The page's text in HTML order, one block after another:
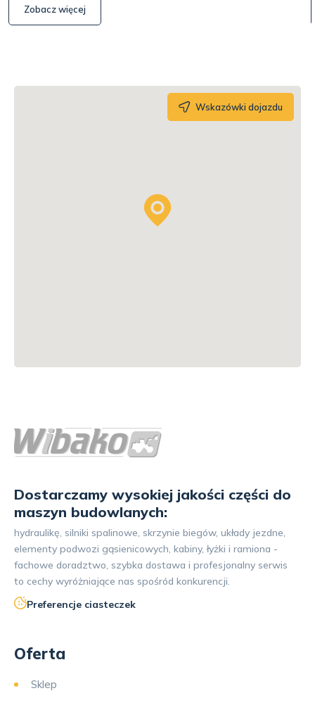
Zobacz więcej
Wskazówki dojazdu
Dostarczamy wysokiej jakości części do
maszyn budowlanych:
hydraulikę, silniki spalinowe, skrzynie biegów, układy jezdne,
elementy podwozi gąsienicowych, kabiny, łyżki i ramiona -
fachowe doradztwo, szybka dostawa i profesjonalny serwis
to cechy wyróżniające nas spośród konkurencji.
Preferencje ciasteczek
Oferta
Sklep